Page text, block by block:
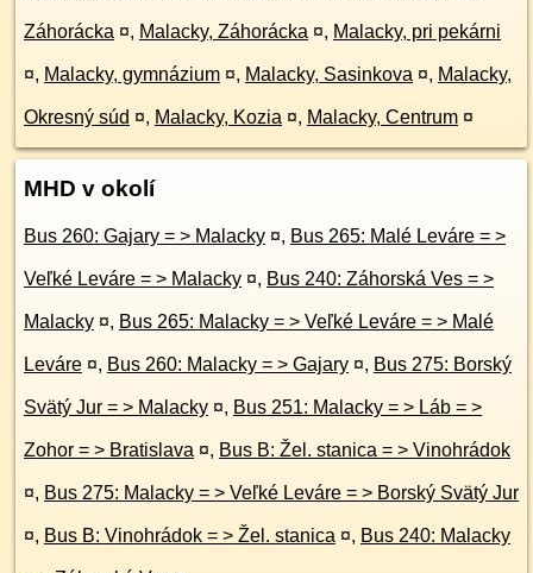
Záhorácka ¤, Malacky, Záhorácka ¤, Malacky, pri pekárni
¤, Malacky, gymnázium ¤, Malacky, Sasinkova ¤, Malacky,
Okresný súd ¤, Malacky, Kozia ¤, Malacky, Centrum ¤
MHD v okolí
Bus 260: Gajary = > Malacky ¤, Bus 265: Malé Leváre = >
Veľké Leváre = > Malacky ¤, Bus 240: Záhorská Ves = >
Malacky ¤, Bus 265: Malacky = > Veľké Leváre = > Malé
Leváre ¤, Bus 260: Malacky = > Gajary ¤, Bus 275: Borský
Svätý Jur = > Malacky ¤, Bus 251: Malacky = > Láb = >
Zohor = > Bratislava ¤, Bus B: Žel. stanica = > Vinohrádok
¤, Bus 275: Malacky = > Veľké Leváre = > Borský Svätý Jur
¤, Bus B: Vinohrádok = > Žel. stanica ¤, Bus 240: Malacky